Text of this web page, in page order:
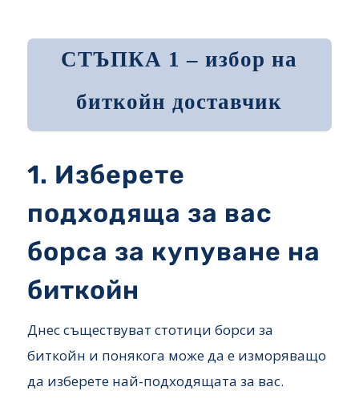
СТЪПКА 1 – избор на
биткойн доставчик
1. Изберете
подходяща за вас
борса за купуване на
биткойн
Днес съществуват стотици борси за
биткойн и понякога може да е изморяващо
да изберете най-подходящата за вас.